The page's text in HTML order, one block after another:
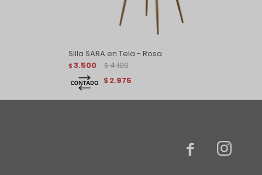
Silla SARA en Tela - Rosa
$ 3.500 $ 4.100
$ 2.975
 